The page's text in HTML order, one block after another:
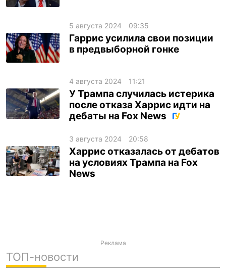
5 августа 2024 09:35
Гаррис усилила свои позиции
в предвыборной гонке
4 августа 2024 11:21
У Трампа случилась истерика
после отказа Харрис идти на
дебаты на Fox News
3 августа 2024 20:58
Харрис отказалась от дебатов
на условиях Трампа на Fox
News
Реклама
ТОП-новости